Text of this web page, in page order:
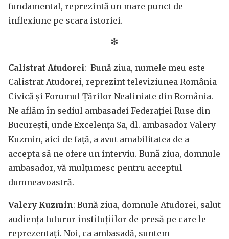
fundamental, reprezintă un mare punct de
inflexiune pe scara istoriei.
*
Calistrat Atudorei: Bună ziua, numele meu este
Calistrat Atudorei, reprezint televiziunea România
Civică și Forumul Țărilor Nealiniate din România.
Ne aflăm în sediul ambasadei Federației Ruse din
București, unde Excelența Sa, dl. ambasador Valery
Kuzmin, aici de față, a avut amabilitatea de a
accepta să ne ofere un interviu. Bună ziua, domnule
ambasador, vă mulțumesc pentru acceptul
dumneavoastră.
Valery Kuzmin: Bună ziua, domnule Atudorei, salut
audiența tuturor instituțiilor de presă pe care le
reprezentați. Noi, ca ambasadă, suntem